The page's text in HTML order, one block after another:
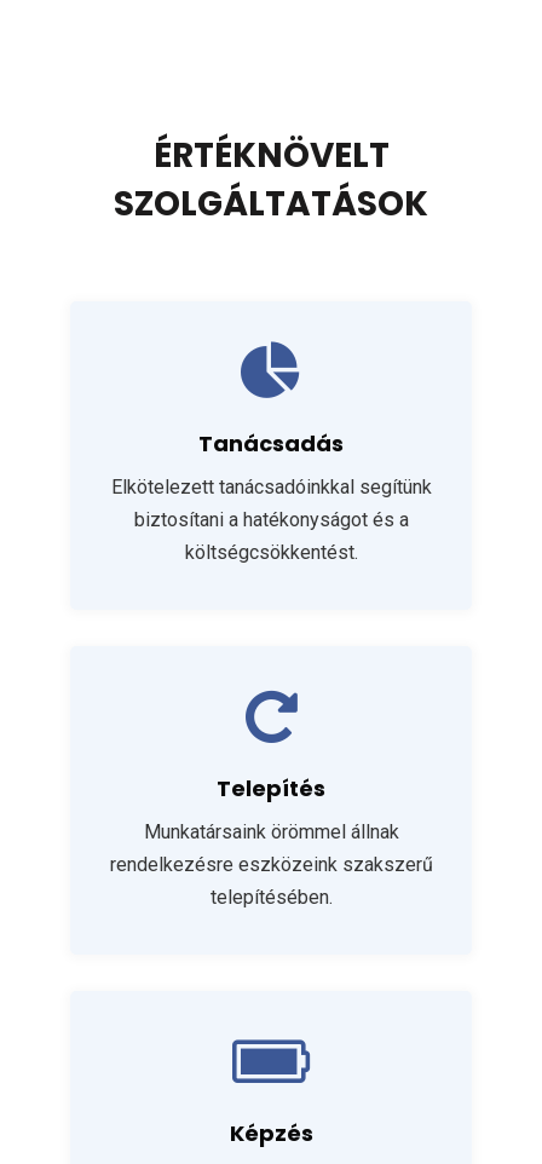
ÉRTÉKNÖVELT
SZOLGÁLTATÁSOK
Tanácsadás
Elkötelezett tanácsadóinkkal segítünk
biztosítani a hatékonyságot és a
költségcsökkentést.
Telepítés
Munkatársaink örömmel állnak
rendelkezésre eszközeink szakszerű
telepítésében.
Képzés